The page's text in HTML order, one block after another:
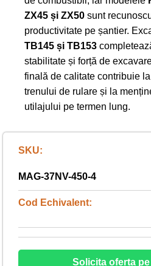
ZX45 și ZX50 sunt
productivitate pe șantier.
TB145 și TB153
stabilitate și forță de
finală de calitate contribuie
trenului de rulare și la
utilajului pe termen lung.
SKU:
MAG-37NV-450-4
Cod Echivalent:
Solicita oferta